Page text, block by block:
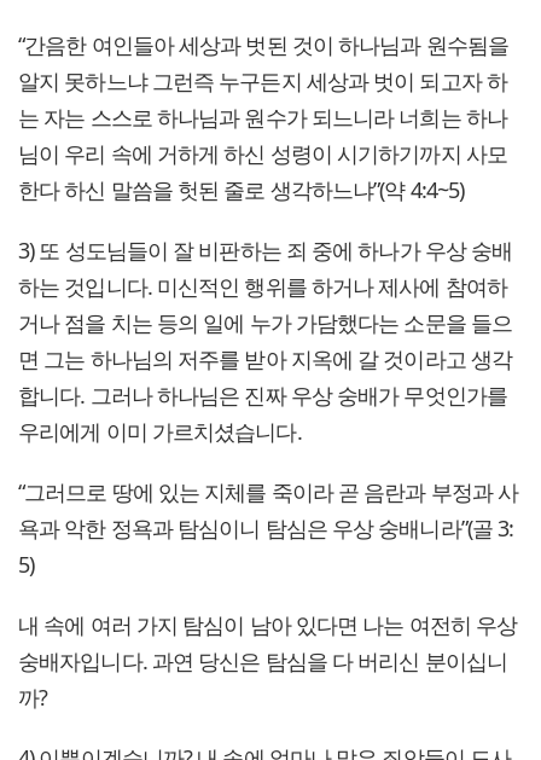
“간음한 여인들아 세상과 벗된 것이 하나님과 원수됨을
알지 못하느냐 그런즉 누구든지 세상과 벗이 되고자 하
는 자는 스스로 하나님과 원수가 되느니라 너희는 하나
님이 우리 속에 거하게 하신 성령이 시기하기까지 사모
한다 하신 말씀을 헛된 줄로 생각하느냐”(약 4:4~5)
3) 또 성도님들이 잘 비판하는 죄 중에 하나가 우상 숭배
하는 것입니다. 미신적인 행위를 하거나 제사에 참여하
거나 점을 치는 등의 일에 누가 가담했다는 소문을 들으
면 그는 하나님의 저주를 받아 지옥에 갈 것이라고 생각
합니다. 그러나 하나님은 진짜 우상 숭배가 무엇인가를
우리에게 이미 가르치셨습니다.
“그러므로 땅에 있는 지체를 죽이라 곧 음란과 부정과 사
욕과 악한 정욕과 탐심이니 탐심은 우상 숭배니라”(골 3:
5)
내 속에 여러 가지 탐심이 남아 있다면 나는 여전히 우상
숭배자입니다. 과연 당신은 탐심을 다 버리신 분이십니
까?